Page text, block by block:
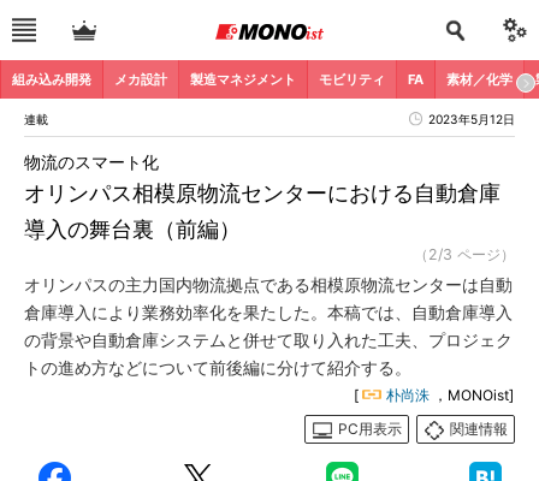
組み込み開発 メカ設計 製造マネジメント モビリティ FA 素材／化学
連載 2023年5月12日
オリンパス相模原物流センターにおける自動倉庫
導入の舞台裏（前編）
物流のスマート化
（2/3 ページ）
オリンパスの主力国内物流拠点である相模原物流センターは自動
倉庫導入により業務効率化を果たした。本稿では、自動倉庫導入
の背景や自動倉庫システムと併せて取り入れた工夫、プロジェク
トの進め方などについて前後編に分けて紹介する。
[ 朴尚洙 ，MONOist]
PC用表示
関連情報